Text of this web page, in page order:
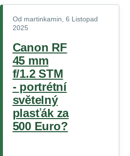
Od martinkamin , 6 Listopad
2025
Canon RF
45 mm
f/1.2 STM
- portrétní
světelný
plasťák za
500 Euro?